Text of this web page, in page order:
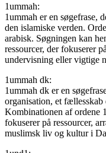
1ummah:
1ummah er en søgefrase,
den islamiske verden.
arabisk. Søgningen kan
ressourcer, der fokuserer
undervisning eller vigtige
1ummah dk:
1ummah dk er en
organisation, et
Kombinationen af ordene
fokuserer på ressourcer,
muslimsk liv og kultur i